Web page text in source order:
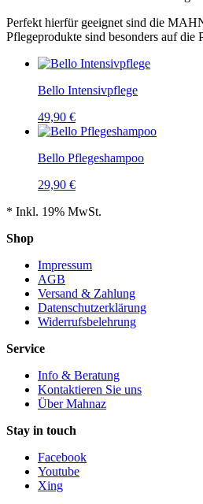
Perfekt hierfür geeignet sind die
Pflegeprodukte sind besonders auf die
Bello Intensivpflege
49,90 €
Bello Pflegeshampoo
29,90 €
* Inkl. 19% MwSt.
Shop
Impressum
AGB
Versand & Zahlung
Datenschutzerklärung
Widerrufsbelehrung
Service
Info & Beratung
Kontaktieren Sie uns
Über Mahnaz
Stay in touch
Facebook
Youtube
Xing